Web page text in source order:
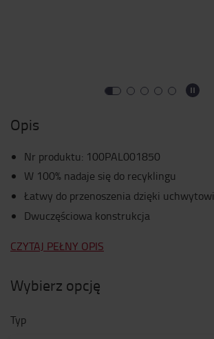
Opis
Nr produktu: 100PAL001850
W 100% nadaje się do recyklingu
Łatwy do przenoszenia dzięki uchwytowi
Dwuczęściowa konstrukcja
CZYTAJ PEŁNY OPIS
Wybierz opcję
Typ